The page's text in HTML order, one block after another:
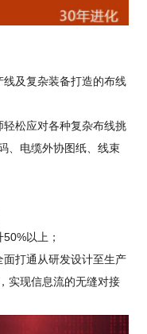
线及复杂装备打造的布线
轻松应对各种复杂布线挑
、电缆外协图纸、线束
以上；
面打通从研发设计至生产
实现信息流的无缝对接